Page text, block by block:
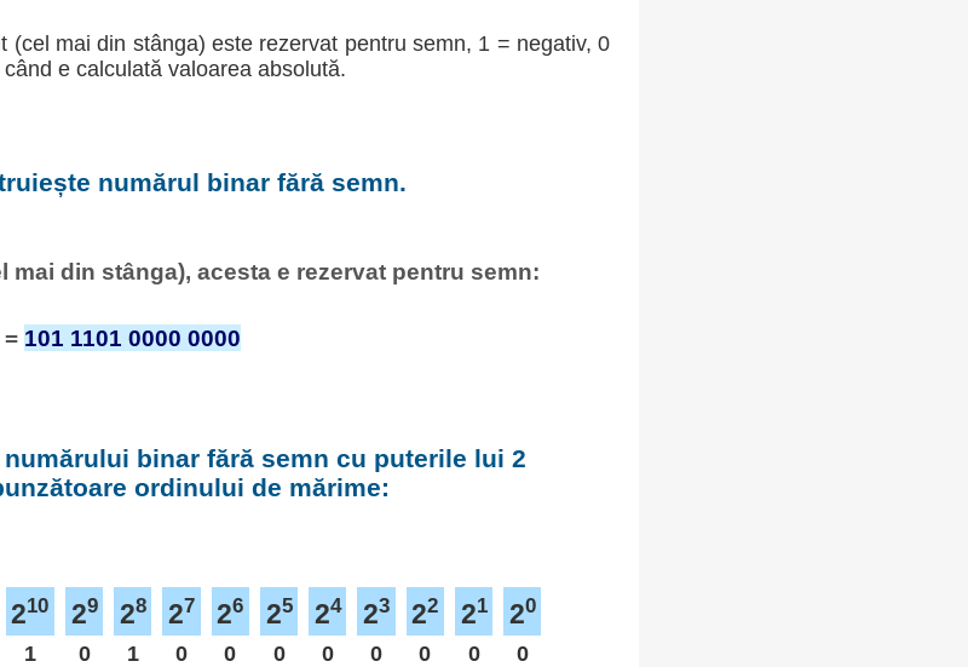
(cel mai din stânga) este rezervat pentru semn, 1 = negativ, 0
e calculată valoarea absolută.
numărul binar fără semn.
mai din stânga), acesta e rezervat pentru semn:
= 101 1101 0000 0000
binar fără semn cu puterile lui 2
ordinului de mărime:
210
1
29
0
28
1
27
0
26
0
25
0
24
0
23
0
22
0
21
0
20
0